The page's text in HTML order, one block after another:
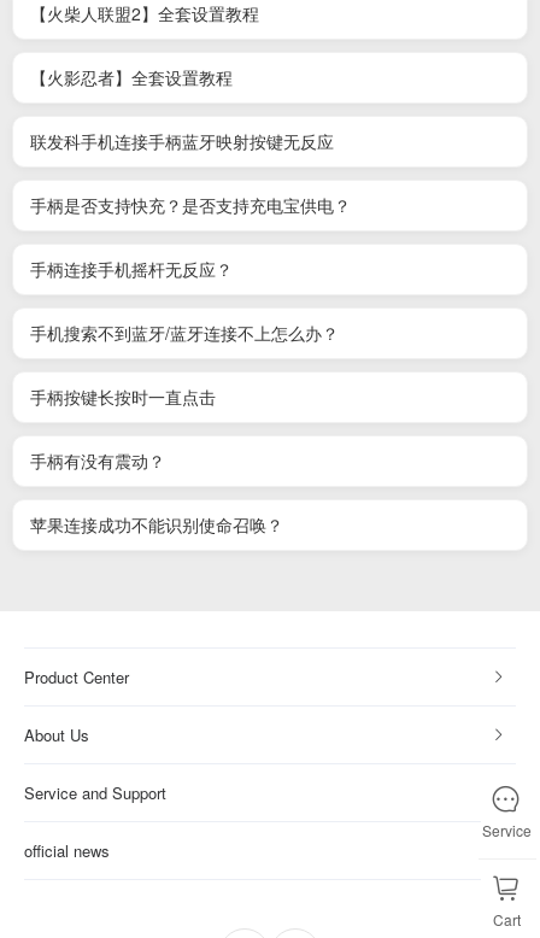
【火柴人联盟2】全套设置教程
【火影忍者】全套设置教程
联发科手机连接手柄蓝牙映射按键无反应
手柄是否支持快充？是否支持充电宝供电？
手柄连接手机摇杆无反应？
手机搜索不到蓝牙/蓝牙连接不上怎么办？
手柄按键长按时一直点击
手柄有没有震动？
苹果连接成功不能识别使命召唤？
Product Center
About Us
Service and Support
official news
Service
Cart